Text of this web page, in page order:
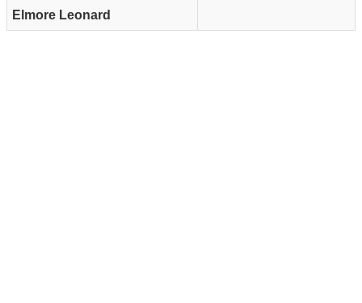
Elmore Leonard